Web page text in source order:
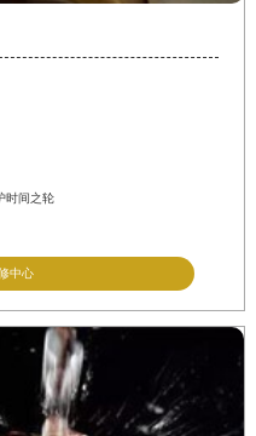
时间之轮
中心